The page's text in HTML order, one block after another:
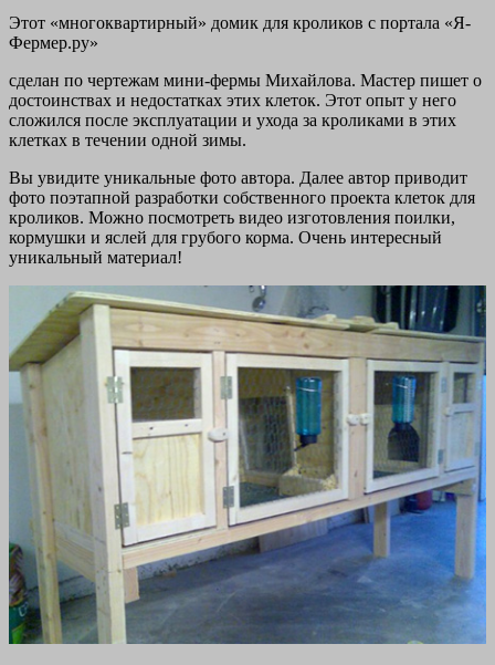
Этот «многоквартирный» домик для кроликов с портала «Я-
Фермер.ру»
сделан по чертежам мини-фермы Михайлова. Мастер пишет о
достоинствах и недостатках этих клеток. Этот опыт у него
сложился после эксплуатации и ухода за кроликами в этих
клетках в течении одной зимы.
Вы увидите уникальные фото автора. Далее автор приводит
фото поэтапной разработки собственного проекта клеток для
кроликов. Можно посмотреть видео изготовления поилки,
кормушки и яслей для грубого корма. Очень интересный
уникальный материал!